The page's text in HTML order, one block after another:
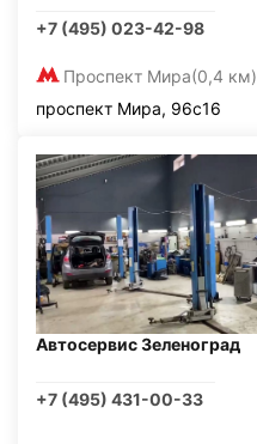
+7 (495) 023-42-98
Проспект Мира(0,4 км)
проспект Мира, 96с16
Автосервис Зеленоград
+7 (495) 431-00-33